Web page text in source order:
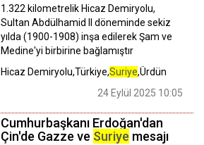
1.322 kilometrelik Hicaz Demiryolu,
Sultan Abdülhamid II döneminde sekiz
yılda (1900-1908) inşa edilerek Şam ve
Medine'yi birbirine bağlamıştır
Hicaz Demiryolu,Türkiye,Suriye,Ürdün
24 Eylül 2025 10:05
Cumhurbaşkanı Erdoğan'dan
Çin'de Gazze ve Suriye mesajı